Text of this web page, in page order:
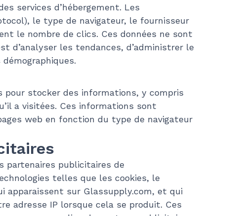
services d’hébergement. Les
le type de navigateur, le fournisseur
le nombre de clics. Ces données ne sont
d’analyser les tendances, d’administrer le
pour stocker des informations, y compris
a visitées. Ces informations sont
web en fonction du type de navigateur
partenaires publicitaires de
telles que les cookies, le
apparaissent sur Glassupply.com, et qui
adresse IP lorsque cela se produit. Ces